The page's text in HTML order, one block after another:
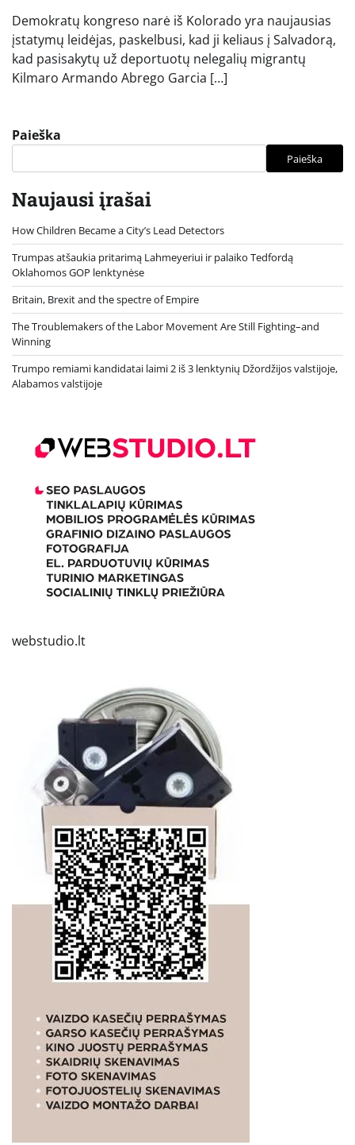
Demokratų kongreso narė iš Kolorado yra naujausias
įstatymų leidėjas, paskelbusi, kad ji keliaus į Salvadorą,
kad pasisakytų už deportuotų nelegalių migrantų
Kilmaro Armando Abrego Garcia […]
Paieška
Paieška
Naujausi įrašai
How Children Became a City’s Lead Detectors
Trumpas atšaukia pritarimą Lahmeyeriui ir palaiko Tedfordą
Oklahomos GOP lenktynėse
Britain, Brexit and the spectre of Empire
The Troublemakers of the Labor Movement Are Still Fighting–and
Winning
Trumpo remiami kandidatai laimi 2 iš 3 lenktynių Džordžijos valstijoje,
Alabamos valstijoje
webstudio.lt